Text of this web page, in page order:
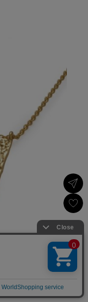
／Mila Owen
×
USAGI ONLINEで
お買い物をする▶